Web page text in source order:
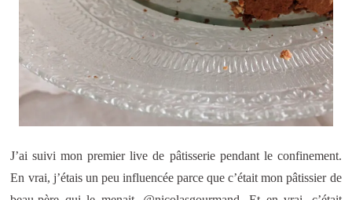
J’ai suivi mon premier live de pâtisserie pendant le confinement.
En vrai, j’étais un peu influencée parce que c’était mon pâtissier de